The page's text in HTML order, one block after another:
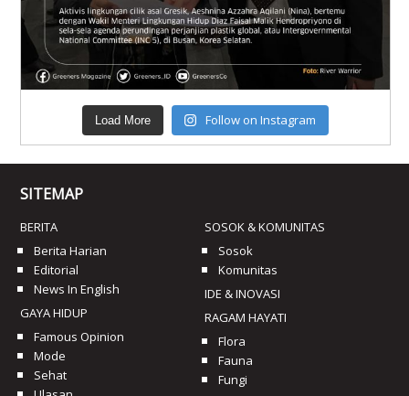
Load More Follow on Instagram
SITEMAP
BERITA
Berita Harian
Editorial
News In English
GAYA HIDUP
Famous Opinion
Mode
Sehat
SOSOK & KOMUNITAS
Sosok
Komunitas
IDE & INOVASI
RAGAM HAYATI
Flora
Fauna
Fungi